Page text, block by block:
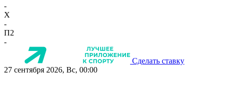
-
X
-
П2
-
Сделать ставку
27 сентября 2026, Вс, 00:00